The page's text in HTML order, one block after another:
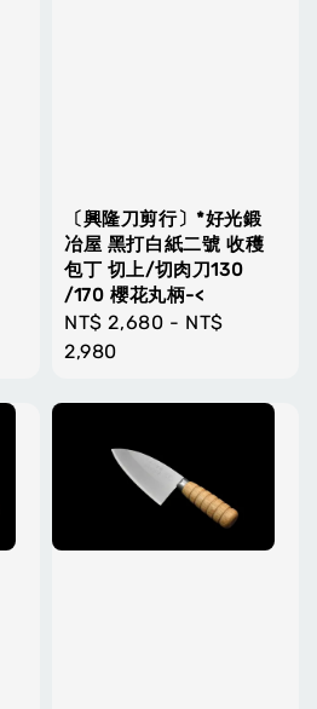
〔興隆刀剪行〕*好光鍛
冶屋 黑打白紙二號 收穫
包丁 切上/切肉刀130
/170 櫻花丸柄-<
Regular
price
NT$ 2,680 - NT$
2,980